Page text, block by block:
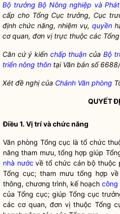
Bộ trưởng Bộ Nông nghiệp và
cấp cho Tổng Cục trưởng, Cục
định chức năng, nhiệm vụ,quyền
cơ quan, đơn vị trực thuộc các
Căn cứ ý kiến chấp thuận của Bộ
triển nông thôn tại Văn bản số
Xét đề nghị của Chánh Văn phòng
QUYẾT
Điều 1. Vị trí và chức năng
Văn phòng Tổng cục là tổ chức
năng tham mưu, tổng hợp giúp
nhà nước về tổ chức cán bộ thuộc
Tổng cục; tham mưu tổng hợp
thông, chương trình, kế hoạchcông
của Tổng cục; giúp Tổng cục
các cơ quan, đơn vị thuộc Tổng